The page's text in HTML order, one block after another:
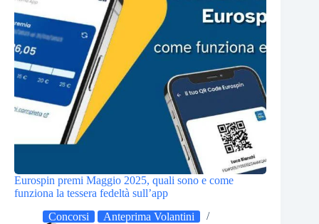
Eurospin premi Maggio 2025, quali sono e come
funziona la tessera fedeltà sull’app
Concorsi
Anteprima Volantini